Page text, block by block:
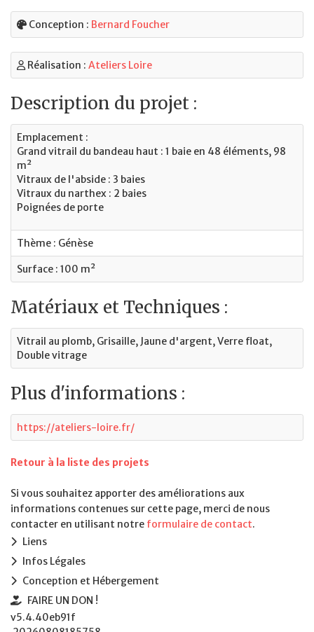
Conception : Bernard Foucher
Réalisation : Ateliers Loire
Description du projet :
Emplacement :
Grand vitrail du bandeau haut : 1 baie en 48 éléments, 98
m²
Vitraux de l'abside : 3 baies
Vitraux du narthex : 2 baies
Poignées de porte
Thème : Génèse
Surface : 100 m²
Matériaux et Techniques :
Vitrail au plomb, Grisaille, Jaune d'argent, Verre float,
Double vitrage
Plus d'informations :
https://ateliers-loire.fr/
Retour à la liste des projets
Si vous souhaitez apporter des améliorations aux
informations contenues sur cette page, merci de nous
contacter en utilisant notre formulaire de contact.
Liens
Infos Légales
Conception et Hébergement
FAIRE UN DON !
v5.4.40eb91f